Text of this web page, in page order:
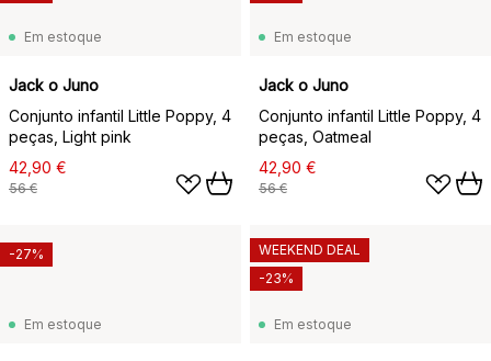
Em estoque
Jack o Juno
Conjunto infantil Little Poppy, 4
peças, Light pink
42,90 €
56 €
Em estoque
Jack o Juno
Conjunto infantil Little Poppy, 4
peças, Oatmeal
42,90 €
56 €
Em estoque
-27%
Em estoque
WEEKEND DEAL
-23%